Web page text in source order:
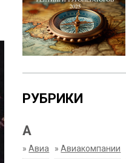
РУБРИКИ
А
»Авиа »Авиакомпании